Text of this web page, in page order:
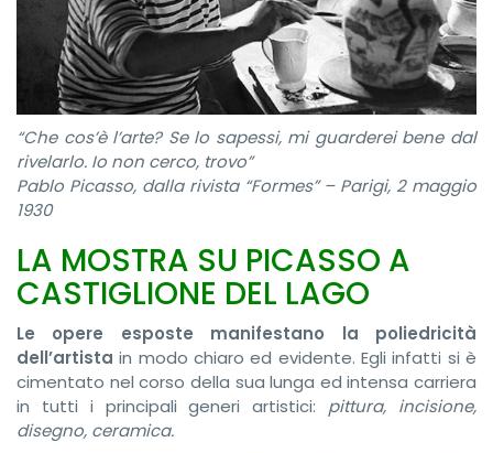
“Che cos’è l’arte? Se lo sapessi, mi guarderei bene dal
rivelarlo. Io non cerco, trovo”
Pablo Picasso, dalla rivista “Formes” – Parigi, 2 maggio
1930
LA MOSTRA SU PICASSO A
CASTIGLIONE DEL LAGO
Le opere esposte manifestano la poliedricità
dell’artista in modo chiaro ed evidente. Egli infatti si è
cimentato nel corso della sua lunga ed intensa carriera
in tutti i principali generi artistici: pittura, incisione,
disegno, ceramica.